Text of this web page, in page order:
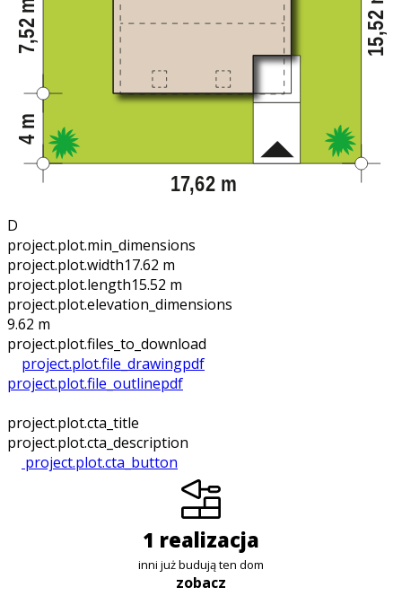
D
project.plot.min_dimensions
project.plot.width17.62 m
project.plot.length15.52 m
project.plot.elevation_dimensions
9.62 m
project.plot.files_to_download
project.plot.file_drawingpdf
project.plot.file_outlinepdf
project.plot.cta_title
project.plot.cta_description
project.plot.cta_button
1 realizacja
inni już budują ten dom
zobacz